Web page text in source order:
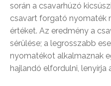
során a csavarhúzó
csavart forgató nyomaték
értéket. Az eredmény a
sérülése; a legrosszabb
nyomatékot alkalmaznak
hajlandó elfordulni, lenyírja